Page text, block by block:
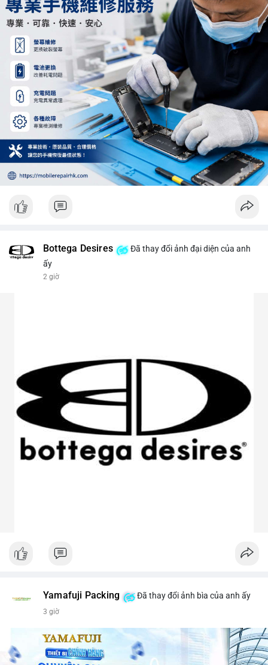
hoảng loạn. Theo dõi sát dòng tiền đổ vào sàn giao dịch tập
trung trong 24 giờ tới.
#12dot29btc #vilanh #tichluydaihan #phienau #btcmempool
Bottega Desires
Đã thay đổi ảnh đại diện của anh
ấy
2 giờ
Yamafuji Packing Đã thay đổi ảnh bìa của anh ấy
3 giờ